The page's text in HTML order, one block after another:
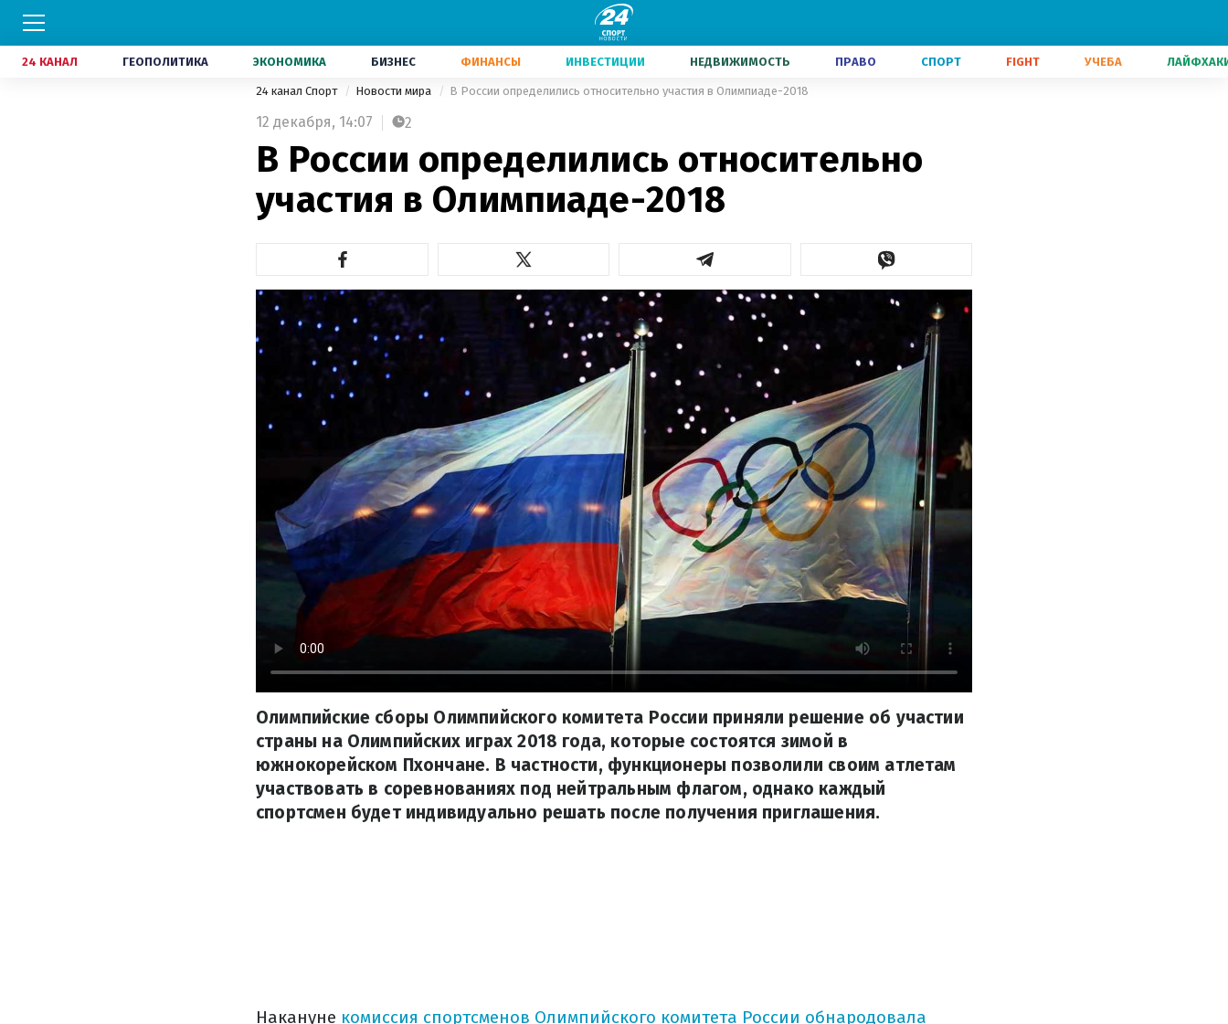
24 КАНАЛ ГЕОПОЛИТИКА ЭКОНОМИКА БИЗНЕС ФИНАНСЫ ИНВЕСТИЦИИ НЕДВИЖИМОСТЬ ПРАВО СПОРТ FIGHT УЧЕБА
24 канал Спорт Новости мира В России определились относительно участия в Олимпиаде-2018
12 декабря, 14:07 2
В России определились относительно
участия в Олимпиаде-2018
Олимпийские сборы Олимпийского комитета России приняли решение об участии
страны на Олимпийских играх 2018 года, которые состоятся зимой в
южнокорейском Пхончане. В частности, функционеры позволили своим атлетам
участвовать в соревнованиях под нейтральным флагом, однако каждый
спортсмен будет индивидуально решать после получения приглашения.
Накануне комиссия спортсменов Олимпийского комитета России обнародовала